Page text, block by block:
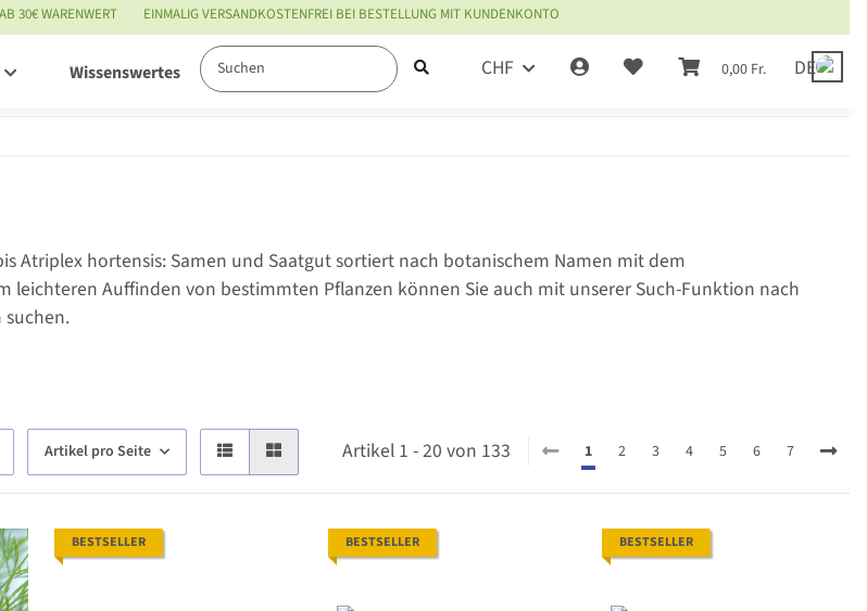
30€ WARENWERT EINMALIG VERSANDKOSTENFREI BEI BESTELLUNG MIT KUNDENKONTO
CHF 0,00 Fr. DE
Wissenswertes Service
Atriplex hortensis: Samen und Saatgut sortiert nach botanischem Namen mit dem
leichteren Auffinden von bestimmten Pflanzen können Sie auch mit unserer Such-Funktion nach
Artikel pro Seite Artikel 1 - 20 von 133 1 2 3 4 5 6 7
BESTSELLER BESTSELLER BESTSELLER